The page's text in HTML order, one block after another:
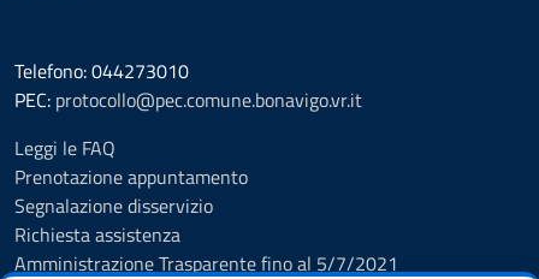
Telefono: 044273010
PEC: protocollo@pec.comune.bonavigo.vr.it
Leggi le FAQ
Prenotazione appuntamento
Segnalazione disservizio
Richiesta assistenza
Amministrazione Trasparente fino al 5/7/2021